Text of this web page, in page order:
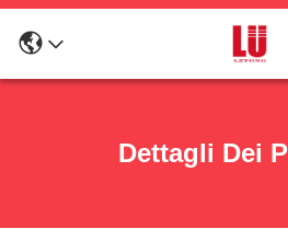
Dettagli Dei